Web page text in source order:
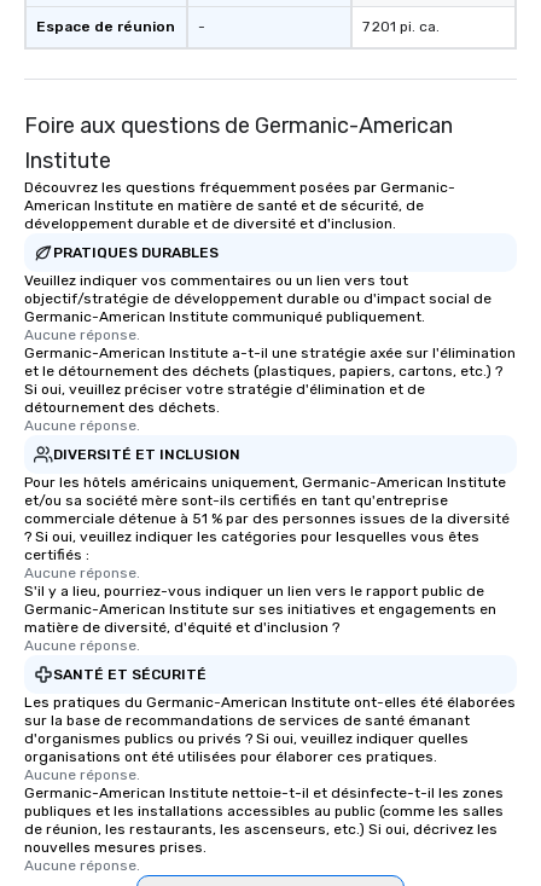
Espace de réunion - 7 201 pi. ca.
Foire aux questions de Germanic-American
Institute
Découvrez les questions fréquemment posées par Germanic-
American Institute en matière de santé et de sécurité, de
développement durable et de diversité et d'inclusion.
PRATIQUES DURABLES
Veuillez indiquer vos commentaires ou un lien vers tout
objectif/stratégie de développement durable ou d'impact social de
Germanic-American Institute communiqué publiquement.
Aucune réponse.
Germanic-American Institute a-t-il une stratégie axée sur l'élimination
et le détournement des déchets (plastiques, papiers, cartons, etc.) ?
Si oui, veuillez préciser votre stratégie d'élimination et de
détournement des déchets.
Aucune réponse.
DIVERSITÉ ET INCLUSION
Pour les hôtels américains uniquement, Germanic-American Institute
et/ou sa société mère sont-ils certifiés en tant qu'entreprise
commerciale détenue à 51 % par des personnes issues de la diversité
? Si oui, veuillez indiquer les catégories pour lesquelles vous êtes
certifiés :
Aucune réponse.
S'il y a lieu, pourriez-vous indiquer un lien vers le rapport public de
Germanic-American Institute sur ses initiatives et engagements en
matière de diversité, d'équité et d'inclusion ?
Aucune réponse.
SANTÉ ET SÉCURITÉ
Les pratiques du Germanic-American Institute ont-elles été élaborées
sur la base de recommandations de services de santé émanant
d'organismes publics ou privés ? Si oui, veuillez indiquer quelles
organisations ont été utilisées pour élaborer ces pratiques.
Aucune réponse.
Germanic-American Institute nettoie-t-il et désinfecte-t-il les zones
publiques et les installations accessibles au public (comme les salles
de réunion, les restaurants, les ascenseurs, etc.) Si oui, décrivez les
nouvelles mesures prises.
Aucune réponse.